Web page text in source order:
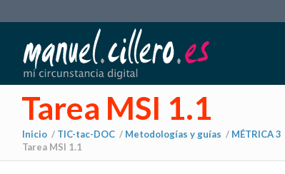
Tarea MSI 1.1
Inicio / TIC-tac-DOC / Metodologías y guías / MÉTRICA 3
Tarea MSI 1.1